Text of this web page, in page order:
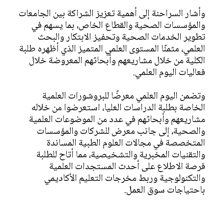
وأشار السراحنة إلى أهمية تعزيز الشراكة بين الجامعات
والمؤسسات الصحية والقطاع الخاص، بما يسهم في
تطوير الخدمات الصحية وتحفيز الابتكار والبحث
العلمي، مثمنًا المستوى العلمي المتميز الذي أظهره طلبة
الكلية من خلال مشاريعهم وأبحاثهم المعروضة خلال
فعاليات اليوم العلمي.
وتضمن اليوم العلمي معرضًا للبروشورات العلمية
الخاصة بطلبة الدراسات العليا، استعرضوا من خلاله
مشاريعهم وأبحاثهم في عدد من الموضوعات العلمية
والصحية، إلى جانب معرض للشركات والمؤسسات
المتخصصة في مجالات العلوم الطبية المساندة
والتقنيات المخبرية والتشخيصية، مما أتاح للطلبة
فرصة الاطلاع على أحدث المستجدات العلمية
والتكنولوجية وربط مخرجات التعليم الأكاديمي
باحتياجات سوق العمل.